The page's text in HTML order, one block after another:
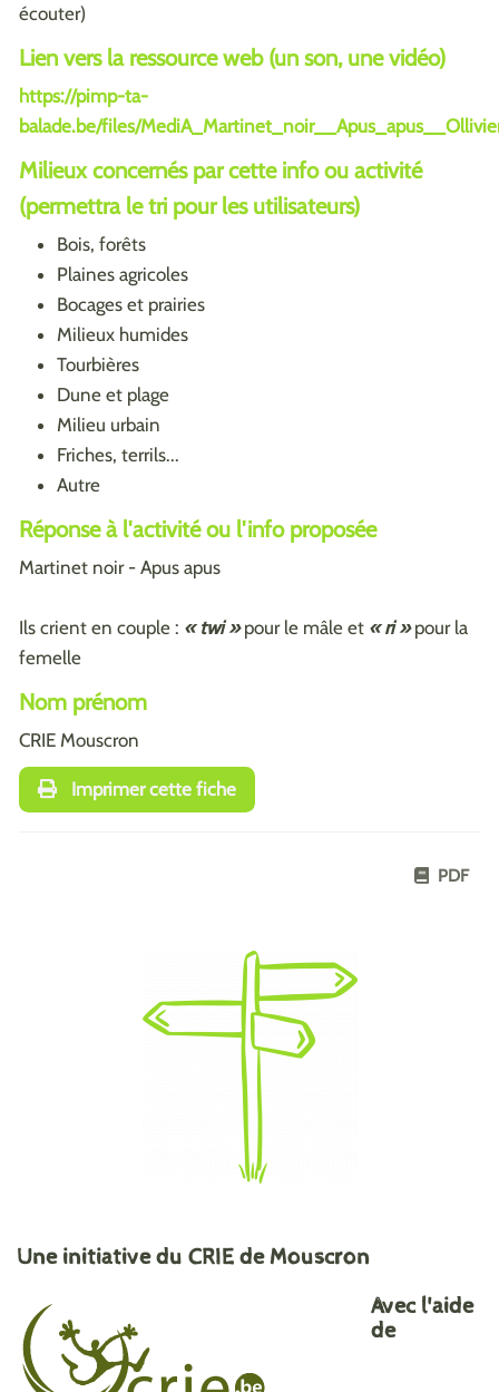
écouter)
Lien vers la ressource web (un son, une vidéo)
https://pimp-ta-
balade.be/files/
Milieux concernés par cette info ou activité
(permettra le tri pour les utilisateurs)
Bois, forêts
Plaines agricoles
Bocages et prairies
Milieux humides
Tourbières
Dune et plage
Milieu urbain
Friches, terrils...
Autre
Réponse à l'activité ou l'info proposée
Martinet noir - Apus apus
Ils crient en couple : « twi »pour le mâle et « ri »pour la
femelle
Nom prénom
CRIE Mouscron
Imprimer cette fiche
PDF
Une initiative du CRIE de Mouscron
Avec l'aide
de